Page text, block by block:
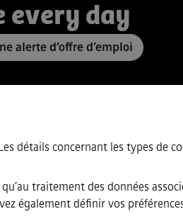
détails concernant les types de
traitement des données
également définir vos
every day
alerte d’offre d’emploi